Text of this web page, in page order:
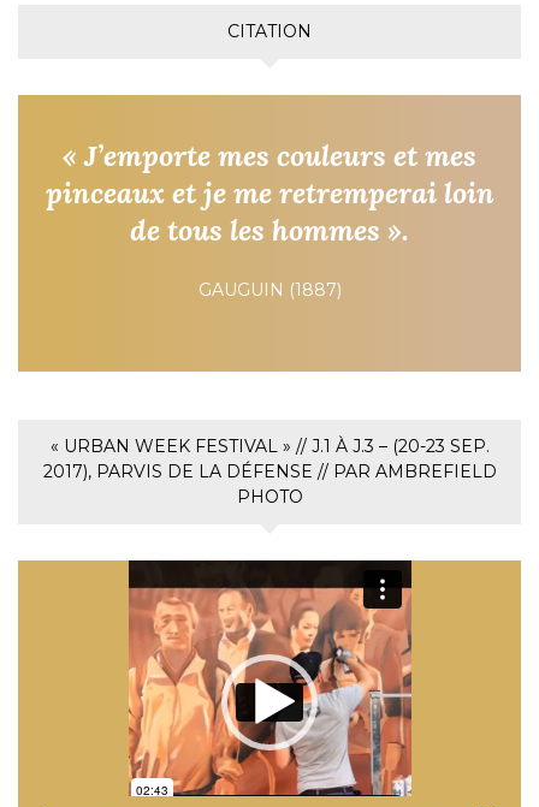
CITATION
« J’emporte mes couleurs et mes
pinceaux et je me retremperai loin
de tous les hommes ».
GAUGUIN (1887)
« URBAN WEEK FESTIVAL » // J.1 À J.3 – (20-23 SEP.
2017), PARVIS DE LA DÉFENSE // PAR AMBREFIELD
PHOTO